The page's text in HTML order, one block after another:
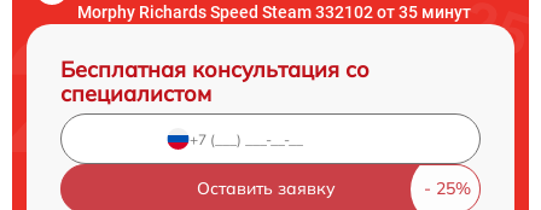
Morphy Richards Speed Steam 332102 от 35 минут
Бесплатная консультация со
специалистом
Оставить заявку